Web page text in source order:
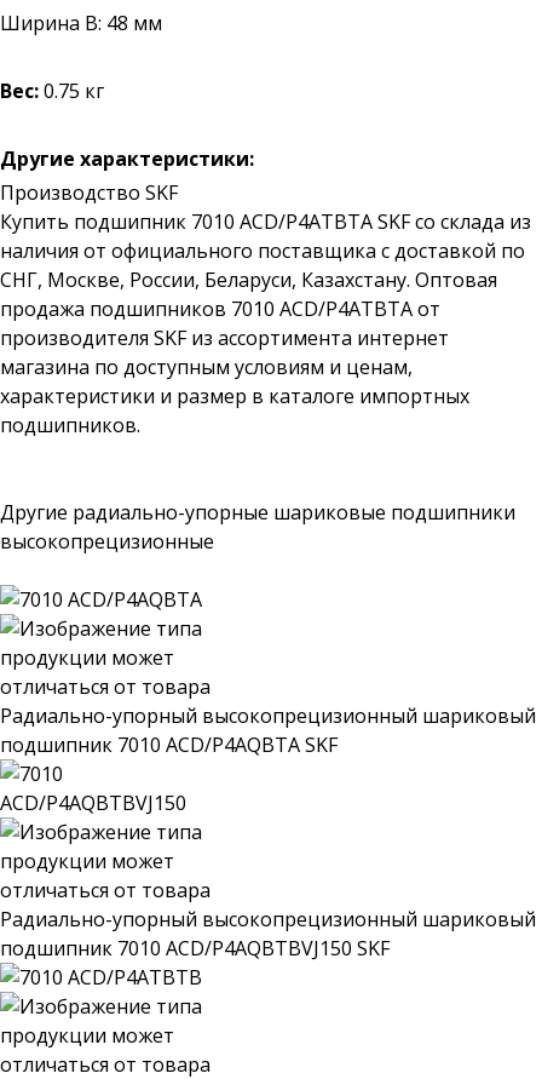
Ширина B: 48 мм
Вес:0.75 кг
Другие характеристики:
Производство SKF
Купить подшипник 7010 ACD/P4ATBTA SKF со склада из
наличия от официального поставщика с доставкой по
СНГ, Москве, России, Беларуси, Казахстану. Оптовая
продажа подшипников 7010 ACD/P4ATBTA от
производителя SKF из ассортимента интернет
магазина по доступным условиям и ценам,
характеристики и размер в каталоге импортных
подшипников.
Другие радиально-упорные шариковые подшипники
высокопрецизионные
Радиально-упорный высокопрецизионный шариковый
подшипник 7010 ACD/P4AQBTA SKF
Радиально-упорный высокопрецизионный шариковый
подшипник 7010 ACD/P4AQBTBVJ150 SKF